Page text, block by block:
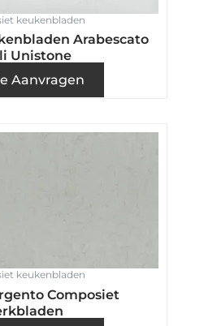
keukenbladen
Arabescato
Unistone
Aanvragen
keukenbladen
Composiet